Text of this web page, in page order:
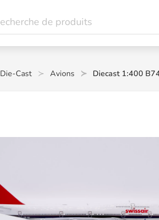
Die-Cast Avions Diecast 1:400